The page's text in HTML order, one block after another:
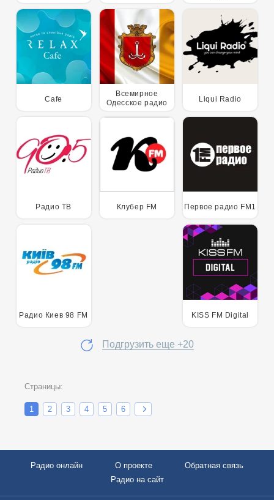
Cafe
Всемирное
Одесское радио
Liqui Radio
Радио ТВ Клубер FM Первое радио FM1
Радио Киев 98 FM KISS FM Digital
Подгрузить еще +20
Страницы:
1 2 3 4 5 6
Радио онлайн О проекте
Обратная связь
Радио на сайт